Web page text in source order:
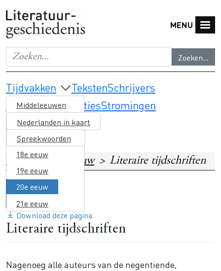
MENU
Zoeken...
Geef de woorden op waar je naar wilt zoeken.
Main navigation
Tijdvakken
Middeleeuwen
Nederlanden in kaart
16e eeuw
Spreekwoorden
17e eeuw
18e eeuw
19e eeuw
20e eeuw
21e eeuw
TekstenSchrijvers
Thema's & selectiesStromingen
Lesmateriaal
Home 20e eeuw Literaire tijdschriften
Download deze pagina
Literaire tijdschriften
Nagenoeg alle auteurs van de negentiende,